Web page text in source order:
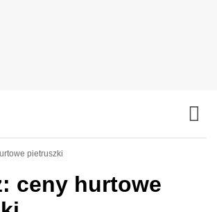
pietruszki
ceny hurtowe